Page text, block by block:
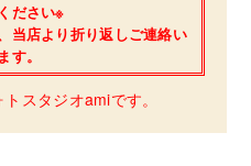
ださい※
当店より折り返しご連絡い
す。
スタジオamiです。